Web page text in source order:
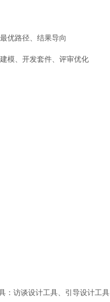
优路径、结果导向
模、开发套件、评审优化
：访谈设计工具、引导设计工具